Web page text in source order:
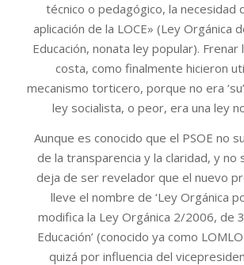
técnico o pedagógico, la necesidad
aplicación de la LOCE» (Ley Orgánica
Educación, nonata ley popular). Frenar
costa, como finalmente hicieron
mecanismo torticero, porque no era
ley socialista, o peor, era una ley
Aunque es conocido que el PSOE no
de la transparencia y la claridad, y no
deja de ser revelador que el nuevo
lleve el nombre de ‘Ley Orgánica
modifica la Ley Orgánica 2/2006, de
Educación’ (conocido ya como
quizá por influencia del